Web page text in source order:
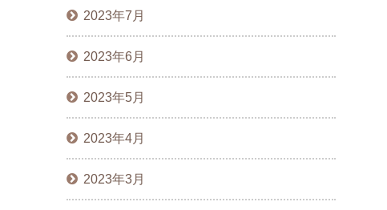
2023年7月
2023年6月
2023年5月
2023年4月
2023年3月